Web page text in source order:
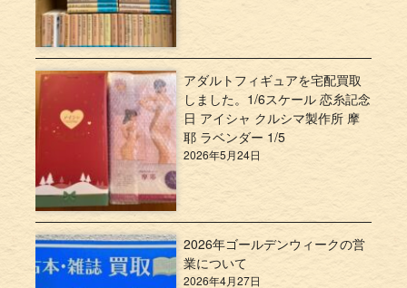
アダルトフィギュアを宅配買取
しました。1/6スケール 恋糸記念
日 アイシャ クルシマ製作所 摩
耶 ラベンダー 1/5
2026年5月24日
2026年ゴールデンウィークの営
業について
2026年4月27日